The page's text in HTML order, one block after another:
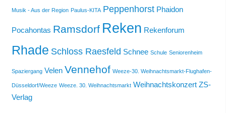
Musik - Aus der Region Paulus-KITA Peppenhorst Phaidon
Pocahontas Ramsdorf Reken Rekenforum
Rhade Schloss Raesfeld Schnee Schule Seniorenheim
Spaziergang Velen Vennehof Weeze-30. Weihnachtsmarkt-Flughafen-
Düsseldorf/Weeze Weeze. 30. Weihnachtsmarkt Weihnachtskonzert ZS-
Verlag